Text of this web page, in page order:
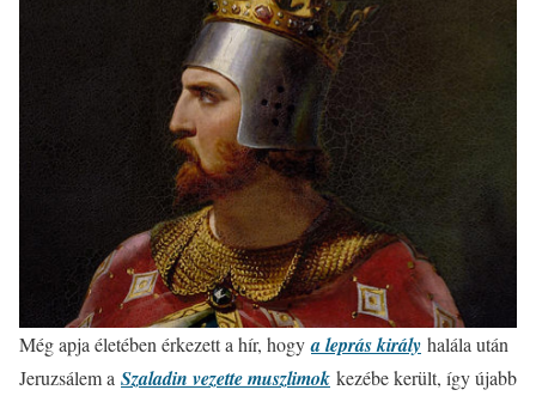
Még apja életében érkezett a hír, hogya leprás király halála után
Jeruzsálem a Szaladin vezette muszlimok kezébe került, így újabb